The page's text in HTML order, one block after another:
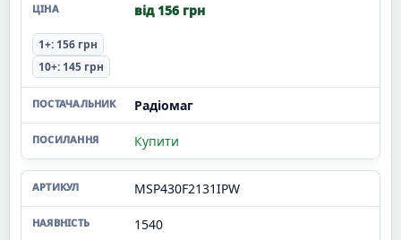
від 156 грн
1+: 156 грн
10+: 145 грн
Радіомаг
Купити
MSP430F2131IPW
1540